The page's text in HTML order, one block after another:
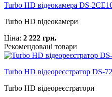
Turbo HD відеокамера DS-
Turbo HD відеокамери
Ціна: 2 222 грн.
Рекомендовані товари
Turbo HD відеореєстратор DS-
Turbo HD відеореєстратори